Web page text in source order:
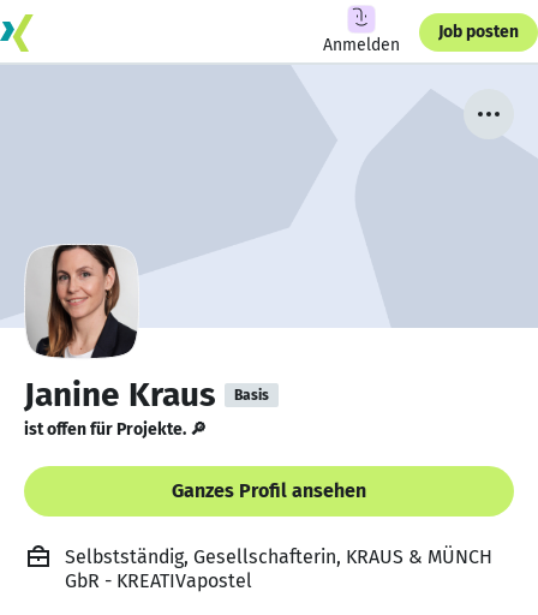
Anmelden
Job posten
Janine Kraus Basis
ist offen für Projekte. 🔎
Ganzes Profil ansehen
Selbstständig, Gesellschafterin, KRAUS & MÜNCH
GbR - KREATIVapostel